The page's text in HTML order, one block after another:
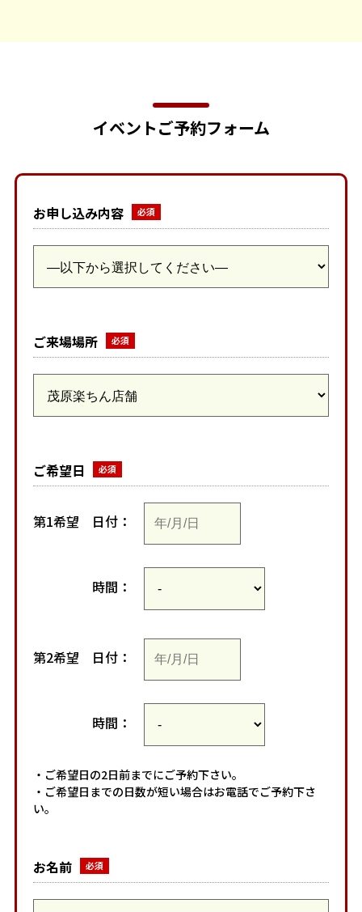
イベントご予約フォーム
お申し込み内容
ご来場場所
ご希望日
第1希望 日付：
時間：
第2希望 日付：
時間：
・ご希望日の2日前までにご予約下さい。
・ご希望日までの日数が短い場合はお電話でご予約下さ
い。
お名前